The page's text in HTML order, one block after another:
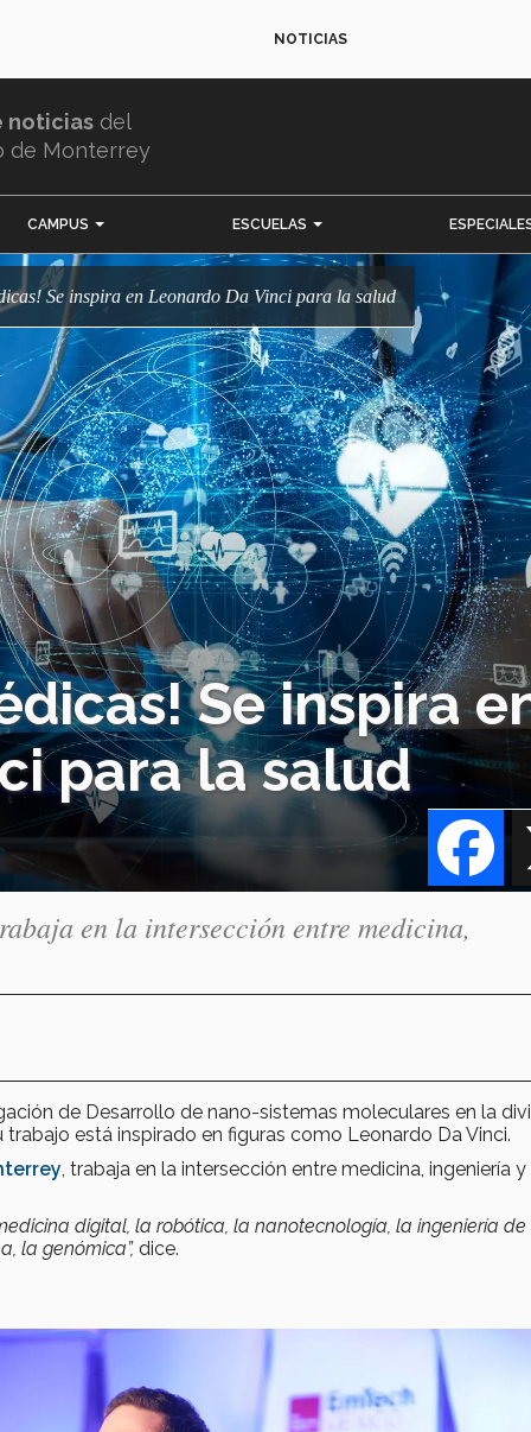
NOTICIAS
noticias del
de Monterrey
CAMPUS ESCUELAS
Se inspira en Leonardo Da Vinci para la salud
Se inspira
para la salud
en la intersección entre medicina,
de Desarrollo de nano-sistemas moleculares en la
trabajo está inspirado en figuras como Leonardo Da Vinci.
, trabaja en la intersección entre medicina, ingeniería y
digital, la robótica, la nanotecnología, la ingeniería de
la genómica”, dice.